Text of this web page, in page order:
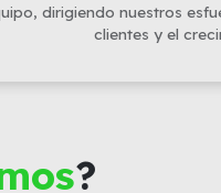
dirigiendo nuestros
clientes y el
?